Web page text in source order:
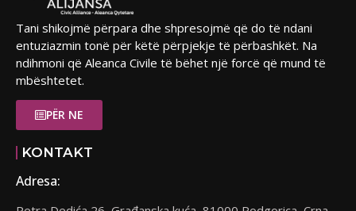
Tani shikojmë përpara dhe shpresojmë që do të ndani
entuziazmin tonë për këtë përpjekje të përbashkët. Na
ndihmoni që Aleanca Civile të bëhet një forcë që mund të
mbështetet.
PËR NE
KONTAKT
Adresa: